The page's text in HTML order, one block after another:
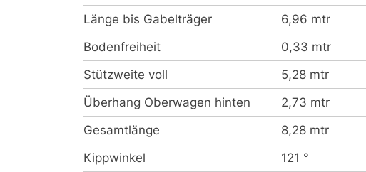
Länge bis Gabelträger
6,96 mtr
Bodenfreiheit
0,33 mtr
Stützweite voll
5,28 mtr
Überhang Oberwagen hinten
2,73 mtr
Gesamtlänge
8,28 mtr
Kippwinkel
121 °